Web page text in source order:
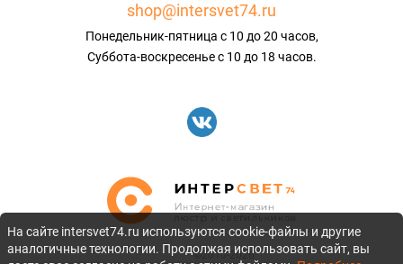
shop@intersvet74.ru
Понедельник-пятница с 10 до 20 часов,
Суббота-воскресенье с 10 до 18 часов.
©2010-2026
На сайте intersvet74.ru используются cookie-файлы и другие
аналогичные технологии. Продолжая использовать сайт, вы